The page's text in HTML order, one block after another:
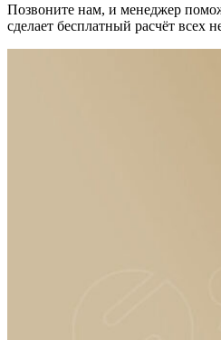
Позвоните нам, и менеджер
сделает бесплатный расчёт всех